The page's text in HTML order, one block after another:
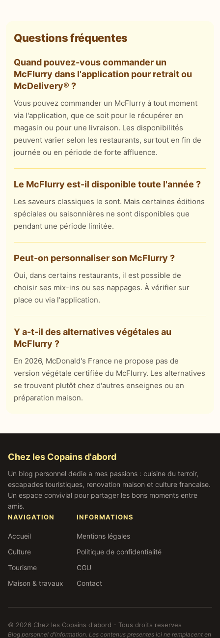
Questions fréquentes
Quand pouvez-vous commander un
McFlurry dans l'application pour retrait ou
McDelivery® ?
Vous pouvez commander un McFlurry à tout moment
via l'application, que ce soit pour le récupérer en
magasin ou pour une livraison. Les disponibilités
peuvent varier selon les restaurants, surtout en fin de
journée ou en période de forte affluence.
Le McFlurry est-il disponible toute l'année ?
Les saveurs classiques le sont. Mais certaines éditions
spéciales ou saisonnières ne sont disponibles que
pendant une période limitée.
Peut-on personnaliser son McFlurry ?
Oui, dans certains restaurants, il est possible de
choisir ses mix-ins ou ses nappages. À vérifier sur
place ou via l'application.
Y a-t-il des alternatives végétales au
McFlurry ?
En 2026, McDonald's France ne propose pas de
version végétale certifiée du McFlurry. Les alternatives
se trouvent plutôt chez d'autres enseignes ou en
préparation maison.
Chez les Copains d'abord
Un blog personnel dedie a mes passions : cuisine du terroir,
escapades touristiques, renovation maison et culture francaise.
Un espace convivial pour partager les bons moments entre
amis.
NAVIGATION
Accueil
Culture
Tourisme
Maison & travaux
INFORMATIONS
Mentions légales
Politique de confidentialité
CGU
Contact
© 2026 Chez les Copains d'abord - Tous droits reserves
Blog personnel d'information. Les contenus presentes ici ne remplacent en